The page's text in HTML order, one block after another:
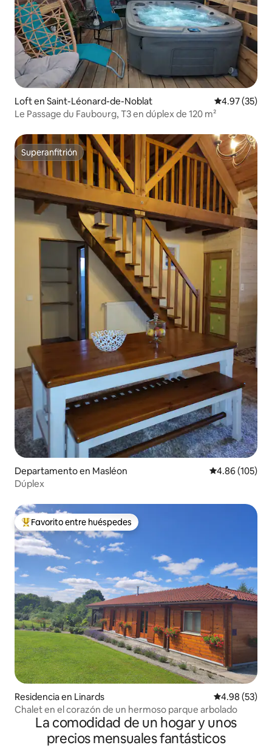
Loft en Saint-Léonard-de-Noblat Calificación
4.97 (35)
Le Passage du Faubourg, T3 en dúplex de 120 m²
Superanfitrión
Superanfitrión
Departamento en Masléon Calificación
4.86 (105)
Dúplex
De los mejores en Favorito entre huéspedes
Favorito entre huéspedes
Residencia en Linards Calificación
4.98 (53)
Chalet en el corazón de un hermoso parque arbolado
La comodidad de un hogar y unos
precios mensuales fantásticos